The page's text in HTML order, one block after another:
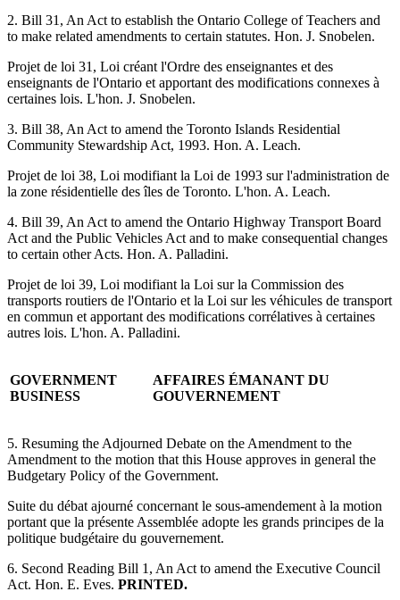
2. Bill 31, An Act to establish the Ontario College of Teachers and
to make related amendments to certain statutes. Hon. J. Snobelen.
Projet de loi 31, Loi créant l'Ordre des enseignantes et des
enseignants de l'Ontario et apportant des modifications connexes à
certaines lois. L'hon. J. Snobelen.
3. Bill 38, An Act to amend the Toronto Islands Residential
Community Stewardship Act, 1993. Hon. A. Leach.
Projet de loi 38, Loi modifiant la Loi de 1993 sur l'administration de
la zone résidentielle des îles de Toronto. L'hon. A. Leach.
4. Bill 39, An Act to amend the Ontario Highway Transport Board
Act and the Public Vehicles Act and to make consequential changes
to certain other Acts. Hon. A. Palladini.
Projet de loi 39, Loi modifiant la Loi sur la Commission des
transports routiers de l'Ontario et la Loi sur les véhicules de transport
en commun et apportant des modifications corrélatives à certaines
autres lois. L'hon. A. Palladini.
GOVERNMENT
BUSINESS
AFFAIRES ÉMANANT DU
GOUVERNEMENT
5. Resuming the Adjourned Debate on the Amendment to the
Amendment to the motion that this House approves in general the
Budgetary Policy of the Government.
Suite du débat ajourné concernant le sous-amendement à la motion
portant que la présente Assemblée adopte les grands principes de la
politique budgétaire du gouvernement.
6. Second Reading Bill 1, An Act to amend the Executive Council
Act. Hon. E. Eves. PRINTED.